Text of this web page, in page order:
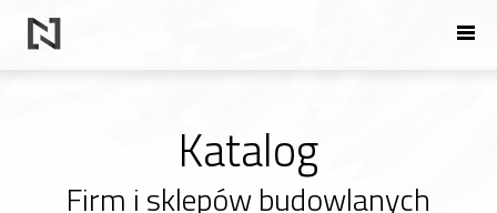
Katalog
Firm i sklepów budowlanych